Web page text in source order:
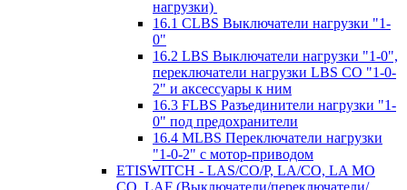
нагрузки)
16.1 CLBS Выключатели нагрузки "1-
0"
16.2 LBS Выключатели нагрузки "1-0",
переключатели нагрузки LBS CO "1-0-
2" и аксессуары к ним
16.3 FLBS Разъединители нагрузки "1-
0" под предохранители
16.4 MLBS Переключатели нагрузки
"1-0-2" с мотор-приводом
ETISWITCH - LAS/CO/P, LA/CO, LA MO
CO, LAF (Выключатели/переключатели/